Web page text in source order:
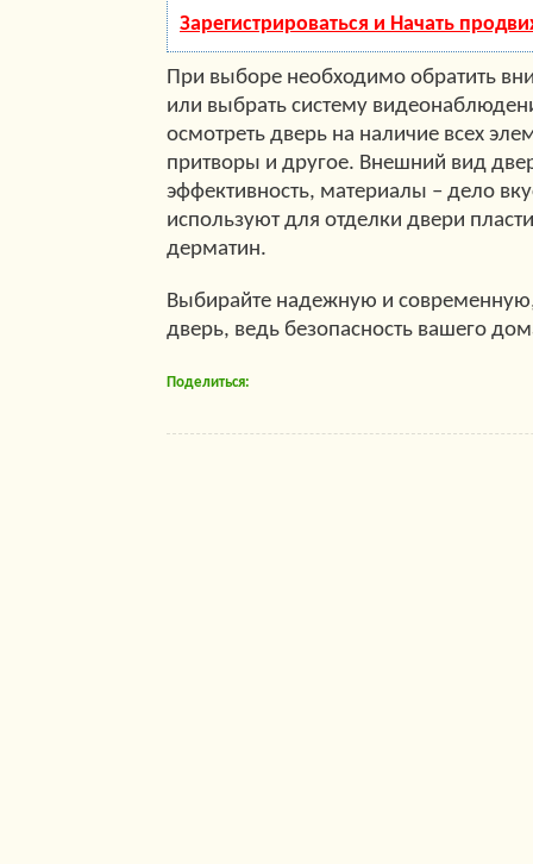
Зарегистрироваться и Начать
При выборе необходимо обратить
или выбрать систему
осмотреть дверь на наличие всех
притворы и другое. Внешний вид
эффективность, материалы – дело
используют для отделки двери
дерматин.
Выбирайте надежную и
дверь, ведь безопасность вашего
Поделиться: